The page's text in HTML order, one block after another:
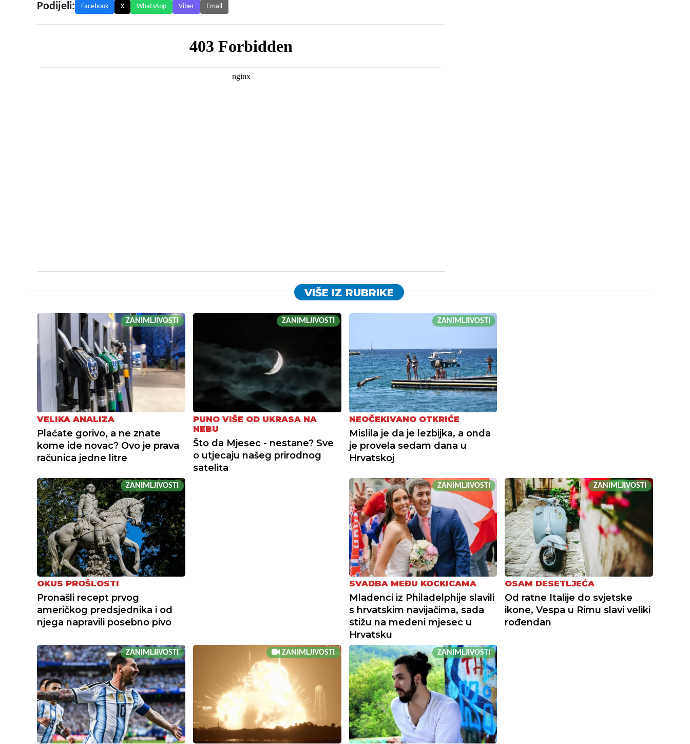
Podijeli: Facebook X WhatsApp Viber Email
VIŠE IZ RUBRIKE
ZANIMLJIVOSTI
VELIKA ANALIZA
Plaćate gorivo, a ne znate
kome ide novac? Ovo je prava
računica jedne litre
ZANIMLJIVOSTI
PUNO VIŠE OD UKRASA NA
NEBU
Što da Mjesec - nestane? Sve
o utjecaju našeg prirodnog
satelita
ZANIMLJIVOSTI
NEOČEKIVANO OTKRIĆE
Mislila je da je lezbijka, a onda
je provela sedam dana u
Hrvatskoj
ZANIMLJIVOSTI
OKUS PROŠLOSTI
Pronašli recept prvog
američkog predsjednika i od
njega napravili posebno pivo
ZANIMLJIVOSTI
SVADBA MEĐU KOCKICAMA
Mladenci iz Philadelphije slavili
s hrvatskim navijačima, sada
stižu na medeni mjesec u
Hrvatsku
ZANIMLJIVOSTI
OSAM DESETLJEĆA
Od ratne Italije do svjetske
ikone, Vespa u Rimu slavi veliki
rođendan
ZANIMLJIVOSTI ZANIMLJIVOSTI ZANIMLJIVOSTI